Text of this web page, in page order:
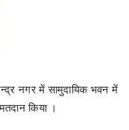
नगर में सामुदायिक भवन में
किया ।